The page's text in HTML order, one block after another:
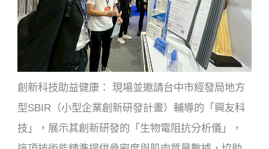
創新科技助益健康： 現場並邀請台中市經發局地方
型SBIR（小型企業創新研發計畫）輔導的「興友科
技」，展示其創新研發的「生物電阻抗分析儀」，